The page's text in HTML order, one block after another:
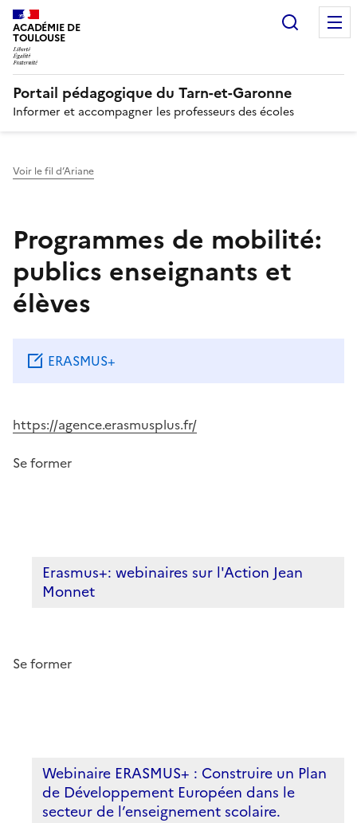
ACADÉMIE DE
TOULOUSE
Portail pédagogique du Tarn-et-Garonne
Informer et accompagner les professeurs des écoles
Voir le fil d’Ariane
Programmes de mobilité:
publics enseignants et
élèves
ERASMUS+
https://agence.erasmusplus.fr/
Se former
Erasmus+: webinaires sur l'Action Jean
Monnet
Se former
Webinaire ERASMUS+ : Construire un Plan
de Développement Européen dans le
secteur de l’enseignement scolaire.